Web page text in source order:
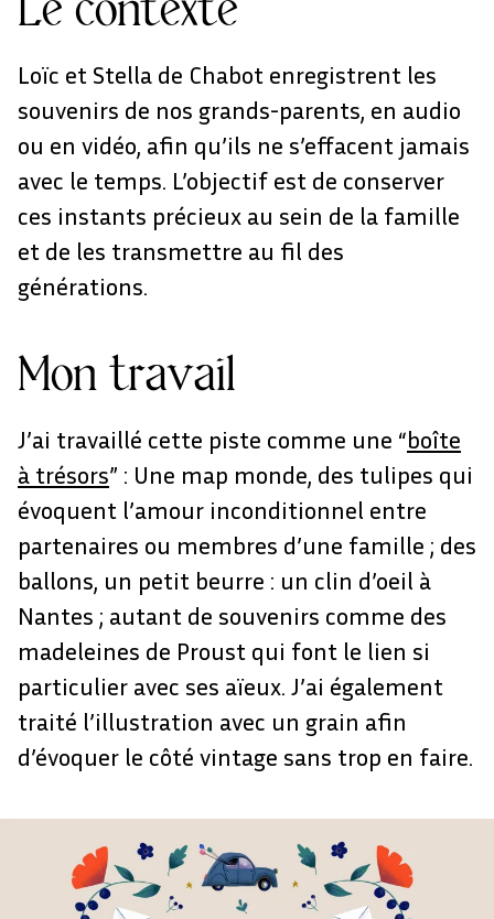
Loïc et Stella de Chabot enregistrent les
souvenirs de nos grands-parents, en audio
ou en vidéo, afin qu’ils ne s’effacent jamais
avec le temps. L’objectif est de conserver
ces instants précieux au sein de la famille
et de les transmettre au fil des
générations.
Mon travail
J’ai travaillé cette piste comme une “boîte
à trésors” : Une map monde, des tulipes qui
évoquent l’amour inconditionnel entre
partenaires ou membres d’une famille ; des
ballons, un petit beurre : un clin d’oeil à
Nantes ; autant de souvenirs comme des
madeleines de Proust qui font le lien si
particulier avec ses aïeux. J’ai également
traité l’illustration avec un grain afin
d’évoquer le côté vintage sans trop en faire.